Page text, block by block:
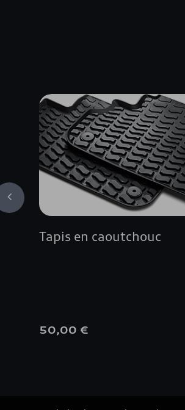
Tapis en caoutchouc
50,00 €